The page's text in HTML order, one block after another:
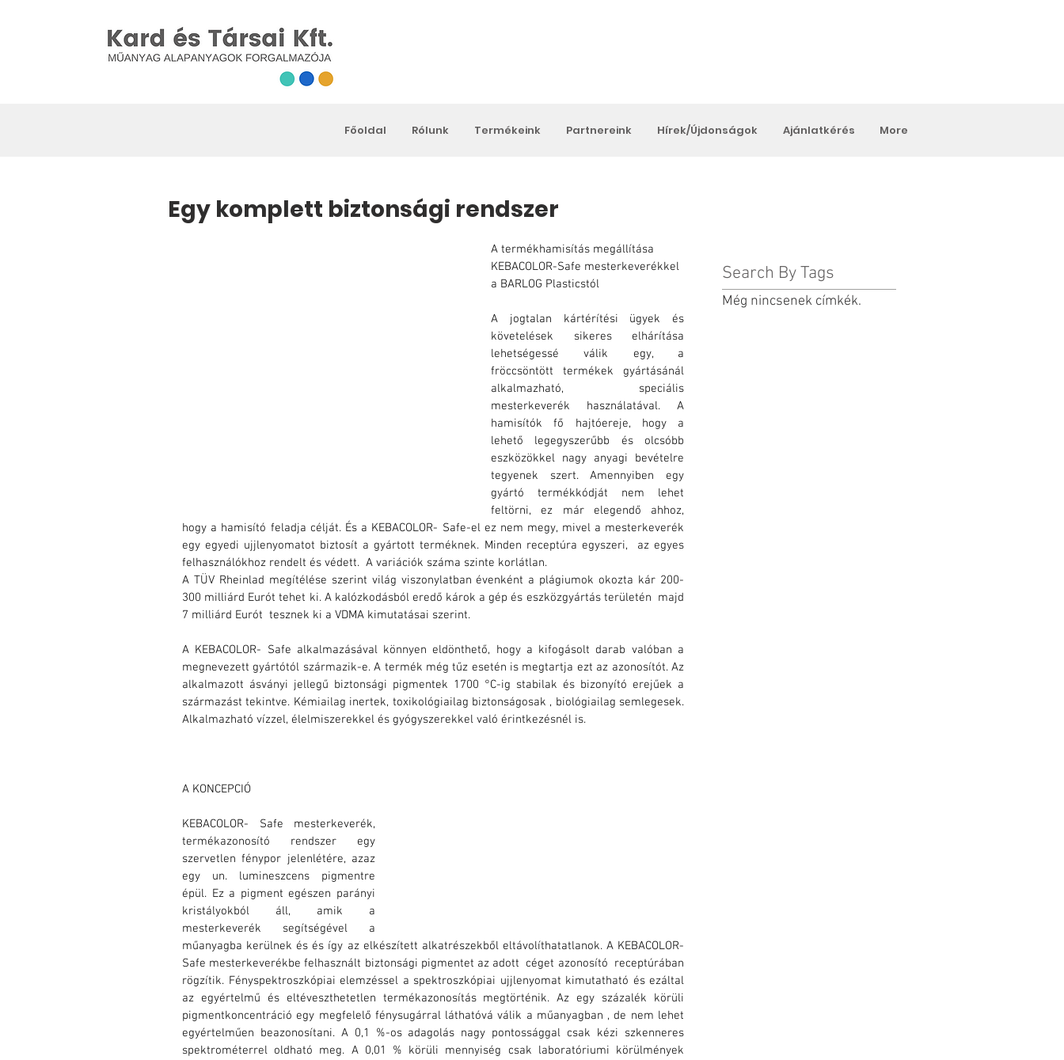
Főoldal Rólunk Termékeink Partnereink Hírek/Újdonságok Ajánlatkérés More
Egy komplett biztonsági rendszer
A termékhamisítás megállítása
KEBACOLOR-Safe mesterkeverékkel
a BARLOG Plasticstól
A jogtalan kártérítési ügyek és
követelések sikeres elhárítása
lehetségessé válik egy, a
fröccsöntött termékek gyártásánál
alkalmazható, speciális
mesterkeverék használatával. A
hamisítók fő hajtóereje, hogy a
lehető legegyszerűbb és olcsóbb
eszközökkel nagy anyagi bevételre
tegyenek szert. Amennyiben egy
gyártó termékkódját nem lehet
feltörni, ez már elegendő ahhoz,
hogy a hamisító feladja célját. És a KEBACOLOR- Safe-el ez nem megy, mivel a mesterkeverék
egy egyedi ujjlenyomatot biztosít a gyártott terméknek. Minden receptúra egyszeri,  az egyes
felhasználókhoz rendelt és védett.  A variációk száma szinte korlátlan.
A TÜV Rheinlad megítélése szerint világ viszonylatban évenként a plágiumok okozta kár 200-
300 milliárd Eurót tehet ki. A kalózkodásból eredő károk a gép és eszközgyártás területén  majd
7 milliárd Eurót  tesznek ki a VDMA kimutatásai szerint.
A KEBACOLOR- Safe alkalmazásával könnyen eldönthető, hogy a kifogásolt darab valóban a
megnevezett gyártótól származik-e. A termék még tűz esetén is megtartja ezt az azonosítót. Az
alkalmazott ásványi jellegű biztonsági pigmentek 1700 °C-ig stabilak és bizonyító erejűek a
származást tekintve. Kémiailag inertek, toxikológiailag biztonságosak , biológiailag semlegesek.
Alkalmazható vízzel, élelmiszerekkel és gyógyszerekkel való érintkezésnél is.
A KONCEPCIÓ
KEBACOLOR- Safe mesterkeverék,
termékazonosító rendszer egy
szervetlen fénypor jelenlétére, azaz
egy un. lumineszcens pigmentre
épül. Ez a pigment egészen parányi
kristályokból áll, amik a
mesterkeverék segítségével a
műanyagba kerülnek és és így az elkészített alkatrészekből eltávolíthatatlanok. A KEBACOLOR-
Safe mesterkeverékbe felhasznált biztonsági pigmentet az adott  céget azonosító  receptúrában
rögzítik. Fényspektroszkópiai elemzéssel a spektroszkópiai ujjlenyomat kimutatható és ezáltal
az egyértelmű és eltéveszthetetlen termékazonosítás megtörténik. Az egy százalék körüli
pigmentkoncentráció egy megfelelő fénysugárral láthatóvá válik a műanyagban , de nem lehet
egyértelműen beazonosítani. A 0,1 %-os adagolás nagy pontossággal csak kézi szkenneres
spektrométerrel oldható meg. A 0,01 % körüli mennyiség csak laboratóriumi körülmények
Search By Tags
Még nincsenek címkék.